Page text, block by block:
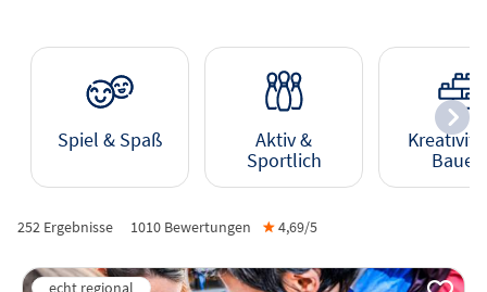
Spiel & Spaß
Aktiv &
Sportlich
Bauen
252 Ergebnisse 1010 Bewertungen ★4,69/5